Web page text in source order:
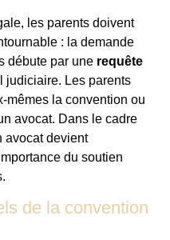
les parents doivent
: la demande
débute par une requête
judiciaire. Les parents
mêmes la convention ou
avocat. Dans le cadre
avocat devient
du soutien
de la convention